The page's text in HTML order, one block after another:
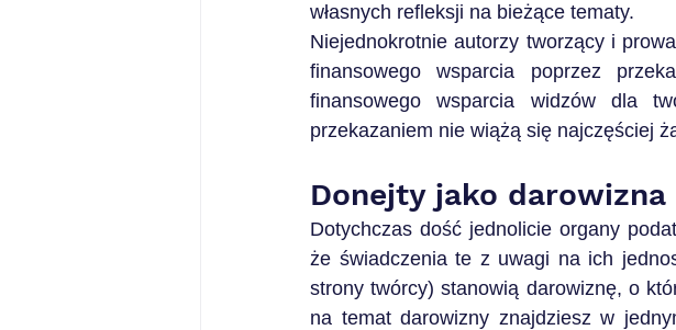
własnych refleksji na bieżące tematy.
Niejednokrotnie autorzy tworzący i
finansowego wsparcia poprzez
finansowego wsparcia widzów dla
przekazaniem nie wiążą się najczęściej
Donejty jako darowizna
Dotychczas dość jednolicie organy
że świadczenia te z uwagi na ich
strony twórcy) stanowią darowiznę, o
na temat darowizny znajdziesz w